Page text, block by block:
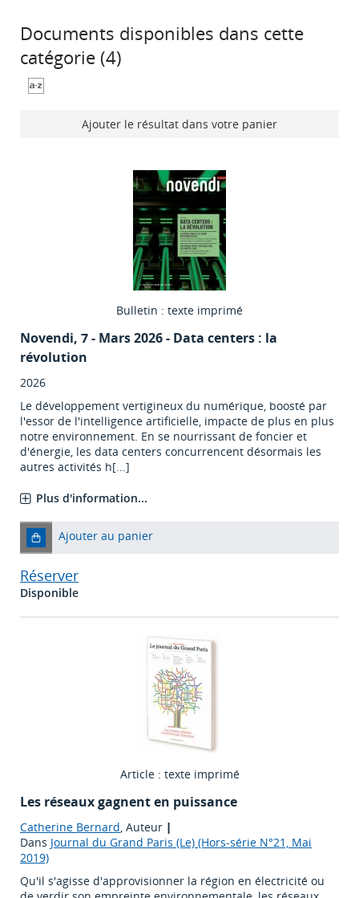
Documents disponibles dans cette
catégorie (4)
Ajouter le résultat dans votre panier
Bulletin : texte imprimé
Novendi, 7 - Mars 2026 - Data centers : la
révolution
2026
Le développement vertigineux du numérique, boosté par
l'essor de l'intelligence artificielle, impacte de plus en plus
notre environnement. En se nourrissant de foncier et
d'énergie, les data centers concurrencent désormais les
autres activités h[...]
Plus d'information...
Ajouter au panier
Réserver
Disponible
Article : texte imprimé
Les réseaux gagnent en puissance
Catherine Bernard, Auteur |
Dans Journal du Grand Paris (Le) (Hors-série N°21, Mai
2019)
Qu'il s'agisse d'approvisionner la région en électricité ou